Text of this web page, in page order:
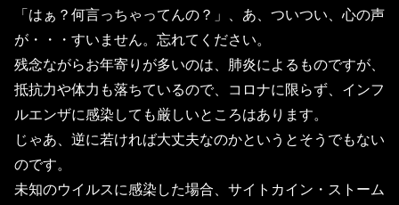
「はぁ？何言っちゃってんの？」、あ、ついつい、心の声
が・・・すいません。忘れてください。
残念ながらお年寄りが多いのは、肺炎によるものですが、
抵抗力や体力も落ちているので、コロナに限らず、インフ
ルエンザに感染しても厳しいところはあります。
じゃあ、逆に若ければ大丈夫なのかというとそうでもない
のです。
未知のウイルスに感染した場合、サイトカイン・ストーム